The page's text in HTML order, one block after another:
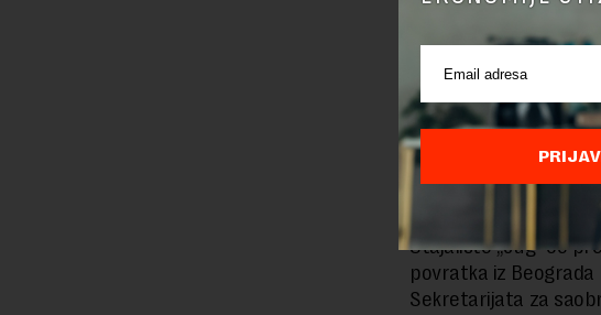
1.200 metara
stanice“.
Pored autobuske
„Jug“,koje je
To će biti lokacija gde
dozvoljeno da stanu i da
Stajalište „Jug“ će
povratka iz Beograda
Sekretarijata za